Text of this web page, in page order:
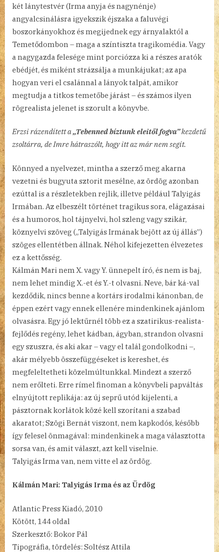
két lánytestvér (Irma anyja és nagynénje)
angyalcsinálásra igyekszik éjszaka a faluvégi
boszorkányokhoz és megijednek egy árnyalaktól a
Temetődombon – maga a színtiszta tragikomédia. Vagy
a nagygazda felesége mint porciózza ki a részes aratók
ebédjét, és miként strázsálja a munkájukat; az apa
hogyan veri el csalánnal a lányok talpát, amikor
megtudja a titkos temetőbe járást – és számos ilyen
rögrealista jelenet is szorult a könyvbe.
Erzsi rázendített a„Tebenned bíztunk eleitől fogva”kezdetű
zsoltárra, de Imre hátraszólt, hogy itt az már nem segít.
Könnyed a nyelvezet, mintha a szerző meg akarna
vezetni és bugyuta sztorit mesélne, az ördög azonban
ezúttal is a részletekben rejlik, illetve például Talyigás
Irmában. Az elbeszélt történet tragikus sora, elágazásai
és a humoros, hol tájnyelvi, hol szleng vagy szikár,
köznyelvi szöveg („Talyigás Irmának bejött az új állás”)
szöges ellentétben állnak. Néhol kifejezetten élvezetes
ez a kettősség.
Kálmán Mari nem X. vagy Y. ünnepelt író, és nem is baj,
nem lehet mindig X.-et és Y.-t olvasni. Neve, bár ká-val
kezdődik, nincs benne a kortárs irodalmi kánonban, de
éppen ezért vagy ennek ellenére mindenkinek ajánlom
olvasásra. Egy jó lektűrnél több ez a szatirikus-realista-
fejlődés regény, lehet kádban, ágyban, strandon olvasni
egy szuszra, és aki akar – vagy el talál gondolkodni –,
akár mélyebb összefüggéseket is kereshet, és
megfeleltetheti közelmúltunkkal. Mindezt a szerző
nem erőlteti. Erre rímel finoman a könyvbeli papváltás
elnyújtott replikája: az új seprű utód kijelenti, a
pásztornak korlátok közé kell szorítani a szabad
akaratot; Szögi Bernát viszont, nem kapkodós, később
így felesel önmagával: mindenkinek a maga választotta
sorsa van, és amit választ, azt kell viselnie.
Talyigás Irma van, nem vitte el az ördög.
Kálmán Mari: Talyigás Irma és az Ürdög
Atlantic Press Kiadó, 2010
Kötött, 144 oldal
Szerkesztő: Bokor Pál
Tipográfia, tördelés: Soltész Attila